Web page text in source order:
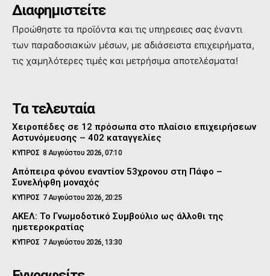
Διαφημιστείτε
Προώθηστε τα προϊόντα και τις υπηρεσιες σας έναντι
των παραδοσιακών μέσων, με αδιάσειστα επιχειρήματα,
τις χαμηλότερες τιμές και μετρήσιμα αποτελέσματα!
Τα τελευταία
Χειροπέδες σε 12 πρόσωπα στο πλαίσιο επιχειρήσεων
Αστυνόμευσης – 402 καταγγελίες
ΚΥΠΡΟΣ 8 Αυγούστου 2026, 07:10
Απόπειρα φόνου εναντίον 53χρονου στη Πάφο –
Συνελήφθη μοναχός
ΚΥΠΡΟΣ 7 Αυγούστου 2026, 20:25
ΑΚΕΛ: Το Γνωμοδοτικό Συμβούλιο ως άλλοθι της
ημετεροκρατίας
ΚΥΠΡΟΣ 7 Αυγούστου 2026, 13:30